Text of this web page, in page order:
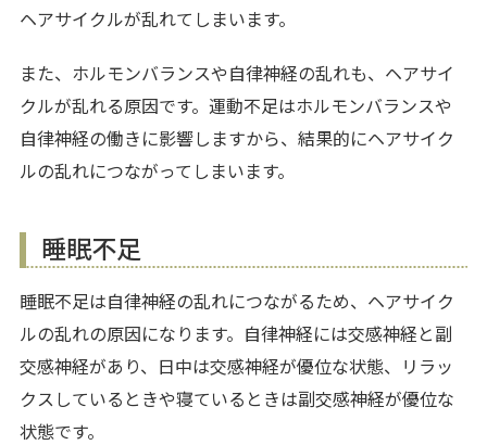
ヘアサイクルが乱れてしまいます。
また、ホルモンバランスや自律神経の乱れも、ヘアサイ
クルが乱れる原因です。運動不足はホルモンバランスや
自律神経の働きに影響しますから、結果的にヘアサイク
ルの乱れにつながってしまいます。
睡眠不足
睡眠不足は自律神経の乱れにつながるため、ヘアサイク
ルの乱れの原因になります。自律神経には交感神経と副
交感神経があり、日中は交感神経が優位な状態、リラッ
クスしているときや寝ているときは副交感神経が優位な
状態です。